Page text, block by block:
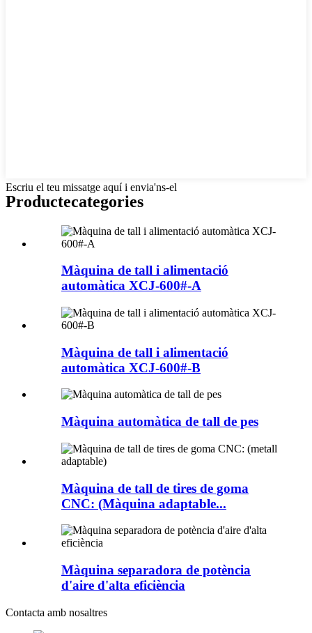
Escriu el teu missatge aquí i envia'ns-el
Productecategories
Màquina de tall i alimentació
automàtica XCJ-600#-A
Màquina de tall i alimentació
automàtica XCJ-600#-B
Màquina automàtica de tall de pes
Màquina de tall de tires de goma
CNC: (Màquina adaptable...
Màquina separadora de potència
d'aire d'alta eficiència
Contacta amb nosaltres